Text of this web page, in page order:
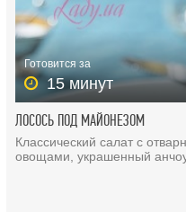
Готовится за
15 минут
ЛОСОСЬ ПОД МАЙОНЕЗОМ
Классический салат с
овощами, украшенный